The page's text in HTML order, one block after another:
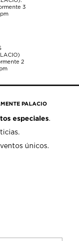
3
2
PALACIO
especiales.
únicos.